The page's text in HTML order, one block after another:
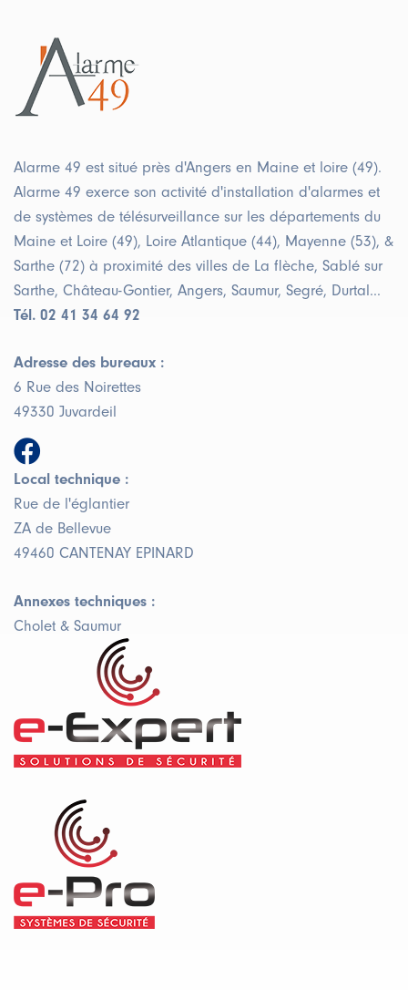
Alarme 49 est situé près d'Angers en Maine et loire (49).
Alarme 49 exerce son activité d'installation d'alarmes et
de systèmes de télésurveillance sur les départements du
Maine et Loire (49), Loire Atlantique (44), Mayenne (53), &
Sarthe (72) à proximité des villes de La flèche, Sablé sur
Sarthe, Château-Gontier, Angers, Saumur, Segré, Durtal...
Tél. 02 41 34 64 92
Adresse des bureaux :
6 Rue des Noirettes
49330 Juvardeil
Local technique :
Rue de l'églantier
ZA de Bellevue
49460 CANTENAY EPINARD
Annexes techniques :
Cholet & Saumur